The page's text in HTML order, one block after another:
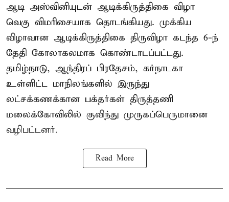
ஆடி அஸ்வினியுடன் ஆடிக்கிருத்திகை விழா
வெகு விமரிசையாக தொடங்கியது. முக்கிய
விழாவான ஆடிக்கிருத்திகை திருவிழா கடந்த 6-ந்
தேதி கோலாகலமாக கொண்டாடப்பட்டது.
தமிழ்நாடு, ஆந்திரப் பிரதேசம், கர்நாடகா
உள்ளிட்ட மாநிலங்களில் இருந்து
லட்சக்கணக்கான பக்தர்கள் திருத்தணி
மலைக்கோவிலில் குவிந்து முருகப்பெருமானை
வழிபட்டனர்.
Read More